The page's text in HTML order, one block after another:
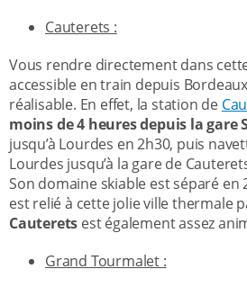
Cauterets :
Vous rendre directement dans
accessible en train depuis
réalisable. En effet, la station de
moins de 4 heures depuis la gare
jusqu’à Lourdes en 2h30, puis
Lourdes jusqu’à la gare de
Son domaine skiable est séparé
est relié à cette jolie ville thermale
Cauterets est également assez
Grand Tourmalet :